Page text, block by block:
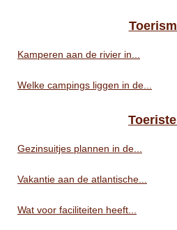
Kamperen aan de rivier in...
Welke campings liggen in de...
Gezinsuitjes plannen in de...
Vakantie aan de atlantische...
Wat voor faciliteiten heeft...